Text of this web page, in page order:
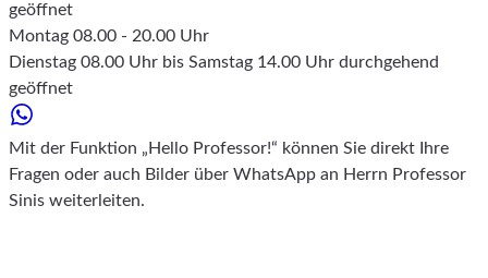
geöffnet
Montag 08.00 - 20.00 Uhr
Dienstag 08.00 Uhr bis Samstag 14.00 Uhr durchgehend
geöffnet
Mit der Funktion „Hello Professor!“ können Sie direkt Ihre
Fragen oder auch Bilder über WhatsApp an Herrn Professor
Sinis weiterleiten.